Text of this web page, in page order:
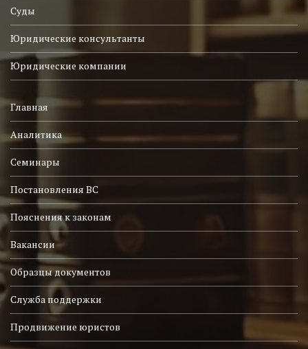
Суды
Юридические консультанты
Юридические компании
Главная
Аналитика
Семинары
Постановления ВС
Пояснения к законам
Вакансии
Образцы документов
Служба поддержки
Продвижение юристов